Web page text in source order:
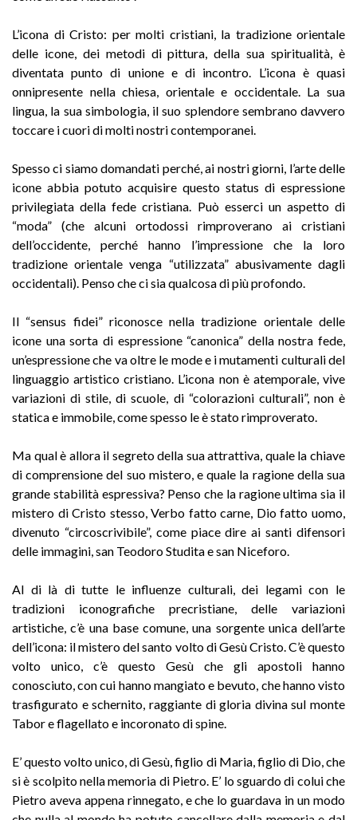
L’icona di Cristo: per molti cristiani, la tradizione orientale
delle icone, dei metodi di pittura, della sua spiritualità, è
diventata punto di unione e di incontro. L’icona è quasi
onnipresente nella chiesa, orientale e occidentale. La sua
lingua, la sua simbologia, il suo splendore sembrano davvero
toccare i cuori di molti nostri contemporanei.
Spesso ci siamo domandati perché, ai nostri giorni, l’arte delle
icone abbia potuto acquisire questo status di espressione
privilegiata della fede cristiana. Può esserci un aspetto di
“moda” (che alcuni ortodossi rimproverano ai cristiani
dell’occidente, perché hanno l’impressione che la loro
tradizione orientale venga “utilizzata” abusivamente dagli
occidentali). Penso che ci sia qualcosa di più profondo.
Il “sensus fidei” riconosce nella tradizione orientale delle
icone una sorta di espressione “canonica” della nostra fede,
un’espressione che va oltre le mode e i mutamenti culturali del
linguaggio artistico cristiano. L’icona non è atemporale, vive
variazioni di stile, di scuole, di “colorazioni culturali”, non è
statica e immobile, come spesso le è stato rimproverato.
Ma qual è allora il segreto della sua attrattiva, quale la chiave
di comprensione del suo mistero, e quale la ragione della sua
grande stabilità espressiva? Penso che la ragione ultima sia il
mistero di Cristo stesso, Verbo fatto carne, Dio fatto uomo,
divenuto “circoscrivibile”, come piace dire ai santi difensori
delle immagini, san Teodoro Studita e san Niceforo.
Al di là di tutte le influenze culturali, dei legami con le
tradizioni iconografiche precristiane, delle variazioni
artistiche, c’è una base comune, una sorgente unica dell’arte
dell’icona: il mistero del santo volto di Gesù Cristo. C’è questo
volto unico, c’è questo Gesù che gli apostoli hanno
conosciuto, con cui hanno mangiato e bevuto, che hanno visto
trasfigurato e schernito, raggiante di gloria divina sul monte
Tabor e flagellato e incoronato di spine.
E’ questo volto unico, di Gesù, figlio di Maria, figlio di Dio, che
si è scolpito nella memoria di Pietro. E’ lo sguardo di colui che
Pietro aveva appena rinnegato, e che lo guardava in un modo